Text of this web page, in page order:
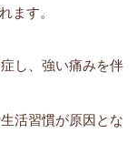
ます。
症し、強い痛みを伴
活習慣が原因とな